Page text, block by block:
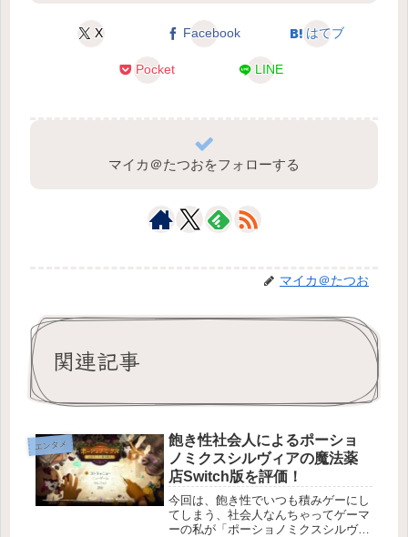
X Facebook はてブ
Pocket LINE
マイカ＠たつおをフォローする
マイカ＠たつお
関連記事
エンタメ
飽き性社会人によるポーショ
ノミクスシルヴィアの魔法薬
店Switch版を評価！
今回は、飽き性でいつも積みゲーにし
てしまう、社会人なんちゃってゲーマ
ーの私が「ポーショノミクスシルヴィ